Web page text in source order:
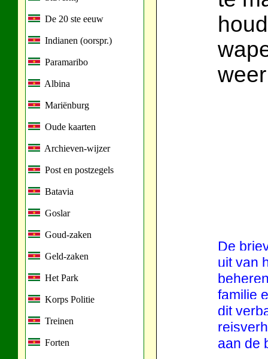
De 20 ste eeuw
Indianen (oorspr.)
Paramaribo
Albina
Mariënburg
Oude kaarten
Archieven-wijzer
Post en postzegels
Batavia
Goslar
Goud-zaken
Geld-zaken
Het Park
Korps Politie
Treinen
Forten
De
uit van
familie
dit
aan de